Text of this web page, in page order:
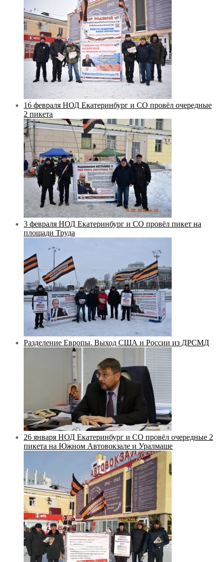
16 февраля НОД Екатеринбург и СО провёл очередные
2 пикета
3 февраля НОД Екатеринбург и СО провёл пикет на
площади Труда
Разделение Европы. Выход США и России из ДРСМД
26 января НОД Екатеринбург и СО провёл очередные 2
пикета на Южном Автовокзале и Уралмаше